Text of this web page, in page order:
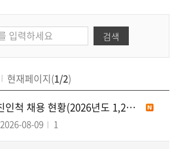
검색
현재페이지(1/2)
임직원 친인척 채용 현황(2026년도 1,2분기)
2026-08-09 1